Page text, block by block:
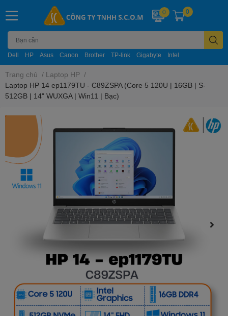
Dell HP Asus Canon Brother TP-link Gigabyte Intel
0 0
Trang chủ / Laptop HP /
Laptop HP 14 ep1179TU - C89ZSPA (Core 5 120U | 16GB | S-
512GB | 14" WUXGA | Win11 | Bạc)